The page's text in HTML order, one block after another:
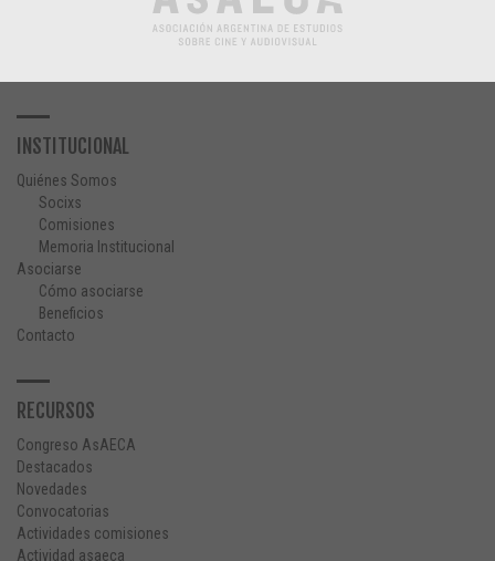
INSTITUCIONAL
Quiénes Somos
Socixs
Comisiones
Memoria Institucional
Asociarse
Cómo asociarse
Beneficios
Contacto
RECURSOS
Congreso AsAECA
Destacados
Novedades
Convocatorias
Actividades comisiones
Actividad asaeca